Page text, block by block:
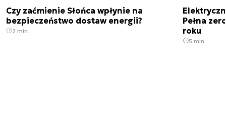
Czy zaćmienie Słońca wpłynie na
bezpieczeństwo dostaw energii?
2 min.
Pełna
roku
5 min.